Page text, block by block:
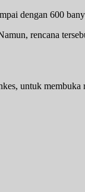
dengan 600
rencana
untuk